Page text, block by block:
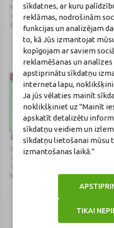
sīkdatnes, ar kuru
reklāmas, nodrošinām
funkcijas un analizējam
to, kā Jūs izmantojat
kopīgojam ar saviem
reklamēšanas un
apstiprinātu sīkdatņu
interneta lapu,
Ja jūs vēlaties mainīt
noklikšķiniet uz "Mainīt
apskatīt detalizētu
sīkdatņu veidiem un
sīkdatņu lietošanai mūsu
izmantošanas laikā.”
TIKAI
Noliktavu iela 5, Dreiliņi, Stopiņu
novads, LV-2130
Reģistrācijas Nr.: 40003252167
Zāļu valsts aģentūra
www.zva.gov.lv
E-pasts: info@zva.gov.lv